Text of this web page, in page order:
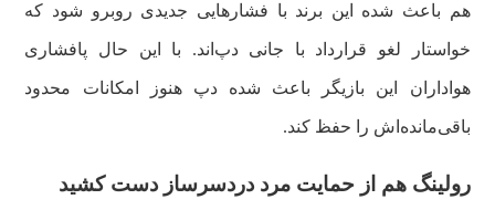
هم باعث شده این برند با فشارهایی جدیدی روبرو شود که
خواستار لغو قرارداد با جانی دپ‌اند. با این حال پافشاری
هواداران این بازیگر باعث شده دپ هنوز امکانات محدود
باقی‌مانده‌اش را حفظ کند.
رولینگ هم از حمایت مرد دردسرساز دست کشید